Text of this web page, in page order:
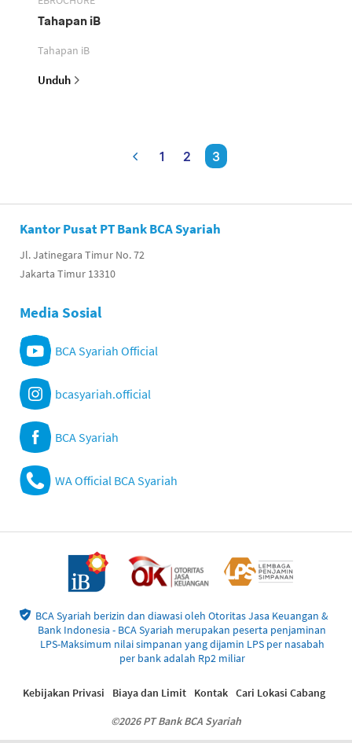
Tahapan iB
Tahapan iB
Unduh
1 2 3
Kantor Pusat PT Bank BCA Syariah
Jl. Jatinegara Timur No. 72
Jakarta Timur 13310
Media Sosial
BCA Syariah Official
bcasyariah.official
BCA Syariah
WA Official BCA Syariah
BCA Syariah berizin dan diawasi oleh Otoritas Jasa Keuangan &
Bank Indonesia - BCA Syariah merupakan peserta penjaminan
LPS-Maksimum nilai simpanan yang dijamin LPS per nasabah
per bank adalah Rp2 miliar
©2026 PT Bank BCA Syariah
Kebijakan Privasi Biaya dan Limit Kontak Cari Lokasi Cabang